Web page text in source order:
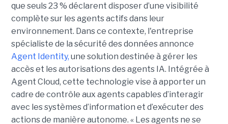
que seuls 23 % déclarent disposer d’une visibilité
complète sur les agents actifs dans leur
environnement. Dans ce contexte, l'entreprise
spécialiste de la sécurité des données annonce
Agent Identity, une solution destinée à gérer les
accès et les autorisations des agents IA. Intégrée à
Agent Cloud, cette technologie vise à apporter un
cadre de contrôle aux agents capables d’interagir
avec les systèmes d’information et d’exécuter des
actions de manière autonome. « Les agents ne se